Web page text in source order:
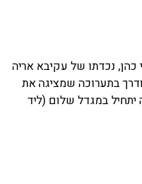
נכדתו של עקיבא אריה
בתערוכה שמציגה את
במגדל שלום (ליד